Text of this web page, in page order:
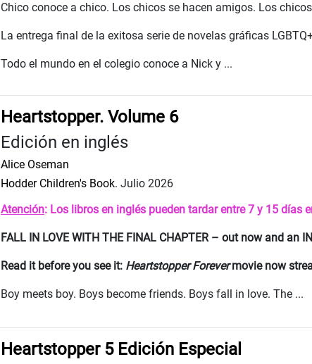
Chico conoce a chico. Los chicos se hacen amigos. Los
La entrega final de la exitosa serie de novelas gráficas
Todo el mundo en el colegio conoce a Nick y ...
Heartstopper. Volume 6
Edición en inglés
Alice Oseman
Hodder Children's Book. Julio 2026
Atención: Los libros en inglés pueden tardar entre 7 y 15 días
FALL IN LOVE WITH THE FINAL CHAPTER – out now and an
Read it before you see it: Heartstopper Forevermovie now
Boy meets boy. Boys become friends. Boys fall in love. The ...
Heartstopper 5 Edición Especial